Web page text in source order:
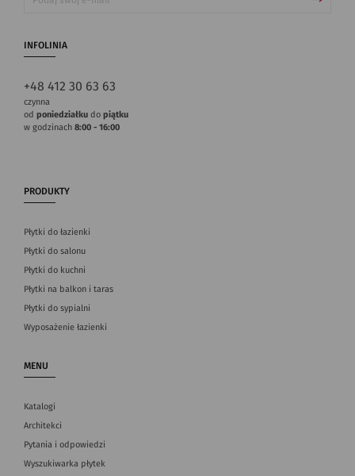
INFOLINIA
+48 412 30 63 63
czynna
od poniedziałku do piątku
w godzinach 8:00 - 16:00
PRODUKTY
Płytki do łazienki
Płytki do salonu
Płytki do kuchni
Płytki na balkon i taras
Płytki do sypialni
Wyposażenie łazienki
MENU
Katalogi
Architekci
Pytania i odpowiedzi
Wyszukiwarka płytek